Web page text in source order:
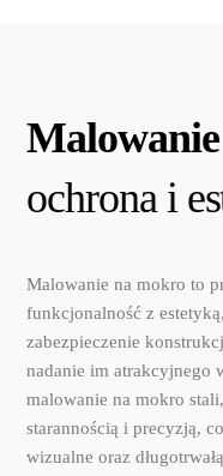
ochrona i
Malowanie na mokro to
funkcjonalność z
zabezpieczenie
nadanie im atrakcyjnego
malowanie na mokro
starannością i precyzją,
wizualne oraz